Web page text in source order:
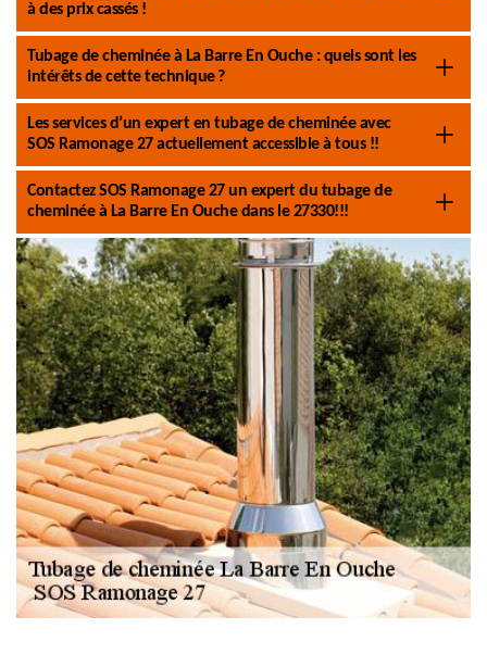
à des prix cassés !
Tubage de cheminée à La Barre En Ouche : quels sont les
intérêts de cette technique ?
Les services d’un expert en tubage de cheminée avec
SOS Ramonage 27 actuellement accessible à tous !!
Contactez SOS Ramonage 27 un expert du tubage de
cheminée à La Barre En Ouche dans le 27330!!!